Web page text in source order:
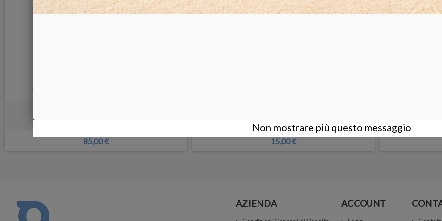
85,00 € 15,00 €
AZIENDA ACCOUNT
Non mostrare più questo messaggio